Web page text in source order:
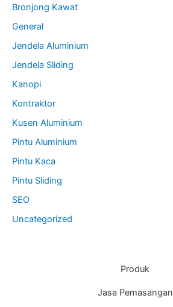
Bronjong Kawat
General
Jendela Aluminium
Jendela Sliding
Kanopi
Kontraktor
Kusen Aluminium
Pintu Aluminium
Pintu Kaca
Pintu Sliding
SEO
Uncategorized
Produk
Jasa Pemasangan